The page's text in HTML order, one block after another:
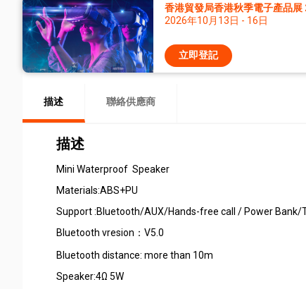
香港貿發局香港秋季電子產品展
2026年10月13日 - 16日
立即登記
描述 聯絡供應商
描述
Mini Waterproof Speaker
Materials:ABS+PU
Support :Bluetooth/AUX/Hands-free call / Power Bank/
Bluetooth vresion：V5.0
Bluetooth distance: more than 10m
Speaker:4Ω 5W